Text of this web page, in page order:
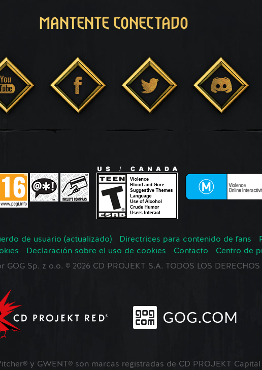
MANTENTE CONECTADO
de usuario (actualizado) Directrices para contenido de fans
Declaración sobre el uso de cookies Contacto
Centro de
Sp. z o.o. © 2026 CD PROJEKT S.A. TODOS LOS DERECHOS
y GWENT® son marcas registradas de CD PROJEKT